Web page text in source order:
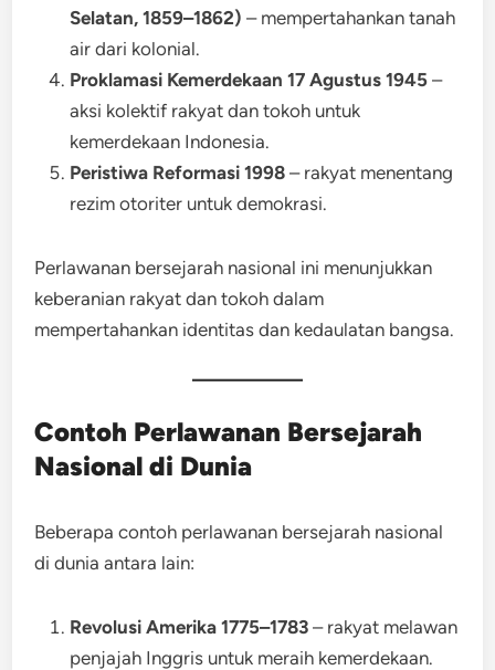
Selatan, 1859–1862) – mempertahankan tanah
air dari kolonial.
Proklamasi Kemerdekaan 17 Agustus 1945 –
aksi kolektif rakyat dan tokoh untuk
kemerdekaan Indonesia.
Peristiwa Reformasi 1998 – rakyat menentang
rezim otoriter untuk demokrasi.
Perlawanan bersejarah nasional ini menunjukkan
keberanian rakyat dan tokoh dalam
mempertahankan identitas dan kedaulatan bangsa.
Contoh Perlawanan Bersejarah
Nasional di Dunia
Beberapa contoh perlawanan bersejarah nasional
di dunia antara lain:
Revolusi Amerika 1775–1783 – rakyat melawan
penjajah Inggris untuk meraih kemerdekaan.